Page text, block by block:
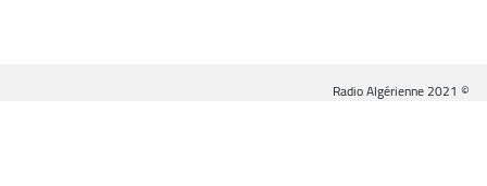
© Radio Algérienne 2021